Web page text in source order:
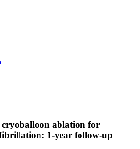
cryoballoon ablation for
1-year follow-up